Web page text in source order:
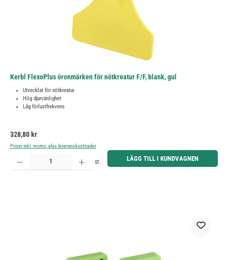
Kerbl FlexoPlus öronmärken för nötkreatur F/F, blank, gul
Utvecklat för nötkreatur
Hög djurvänlighet
Låg förlustfrekvens
Ordinarie pris:
328,80 kr
Priser inkl. moms, plus leveranskostnader
Produktkvantitet: Ange önskat belopp eller använd knapparna för att öka eller minska kvantiteten.
st. LÄGG TILL I KUNDVAGNEN